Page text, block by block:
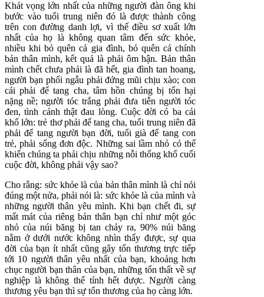
Khát vọng lớn nhất của những người đàn ông khi
bước vào tuổi trung niên đó là được thành công
trên con đường danh lợi, vì thế điều sơ xuất lớn
nhất của họ là không quan tâm đến sức khỏe,
nhiều khi bỏ quên cả gia đình, bỏ quên cả chính
bản thân mình, kết quả là phải ôm hận. Bản thân
mình chết chưa phải là đã hết, gia đình tan hoang,
người bạn phối ngẫu phải đứng mũi chịu xào; con
cái phải để tang cha, tâm hồn chúng bị tổn hại
nặng nề; người tóc trắng phải đưa tiễn người tóc
đen, tình cảnh thật đau lòng. Cuộc đời có ba cái
khổ lớn: trẻ thơ phải để tang cha, tuổi trung niên đã
phải để tang người bạn đời, tuổi già để tang con
trẻ, phải sống đơn độc. Những sai lầm nhỏ có thể
khiến chúng ta phải chịu những nỗi thống khổ cuối
cuộc đời, không phải vậy sao?
Cho rằng: sức khỏe là của bản thân mình là chỉ nói
đúng một nửa, phải nói là: sức khỏe là của mình và
những người thân yêu mình. Khi bạn chết đi, sự
mất mát của riêng bản thân bạn chỉ như một góc
nhỏ của núi băng bị tan chảy ra, 90% núi băng
nằm ở dưới nước không nhìn thấy được, sự qua
đời của bạn ít nhất cũng gây tổn thương trực tiếp
tới 10 người thân yêu nhất của bạn, khoảng hơn
chục người bạn thân của bạn, những tổn thất về sự
nghiệp là không thể tính hết được. Người càng
thương yêu bạn thì sự tổn thương của họ càng lớn.